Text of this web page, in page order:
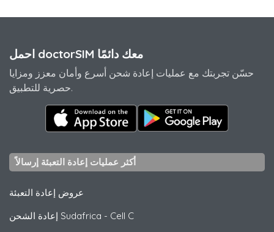
احمل doctorSIM معك دائمًا
حسّن تجربتك مع عمليات إعادة شحن أسرع وأمان معزز ومزايا
حصرية للتطبيق.
أكثر عمليات إعادة التعبئة إرسالاً
عروض إعادة التعبئة
إعادة الشحن Sudafrica - Cell C